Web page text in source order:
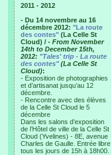
2011 - 2012
- Du 14 novembre au 16
décembre 2012: "La route
des contes" (La Celle St
Cloud) / - From November
14th to December 15th,
2012: "Tales' trip - La route
des contes"(La Celle St
Cloud):
- Exposition de photographies
et d’artisanat jusqu’au 12
décembre.
- Rencontre avec des élèves
de la Celle St Cloud le 5
décembre
Dans les salons d’exposition
de l’Hôtel de ville de la Celle St
Cloud (Yvelines) - 8E, avenue
Charles de Gaulle. Entrée libre
tous les jours de 15h à 18h00.